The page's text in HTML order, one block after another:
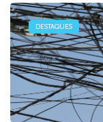
DESTAQUES